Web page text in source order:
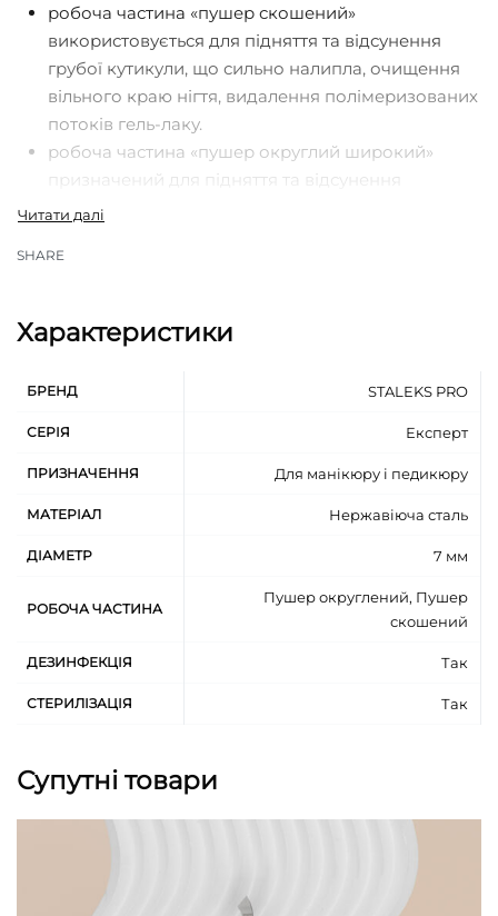
робоча частина «пушер скошений»
використовується для підняття та відсунення
грубої кутикули, що сильно налипла, очищення
вільного краю нігтя, видалення полімеризованих
потоків гель-лаку.
робоча частина «пушер округлий широкий»
призначений для підняття та відсунення
кутикули, зручний у роботі з широкою нігтьовою
професійна ручна заточка
рифлена ручка покращує фіксацію інструменту в
додаткова стійкість до корозії завдяки
поліруванню пастою ГОІ
08Х18Н10 (AISI 304)
SHARE
Характеристики
БРЕНД STALEKS PRO
СЕРІЯ Експерт
ПРИЗНАЧЕННЯ Для манікюру і педикюру
МАТЕРІАЛ Нержавіюча сталь
ДІАМЕТР 7 мм
РОБОЧА ЧАСТИНА
Пушер округлений, Пушер
скошений
ДЕЗИНФЕКЦІЯ Так
СТЕРИЛІЗАЦІЯ Так
Супутні товари